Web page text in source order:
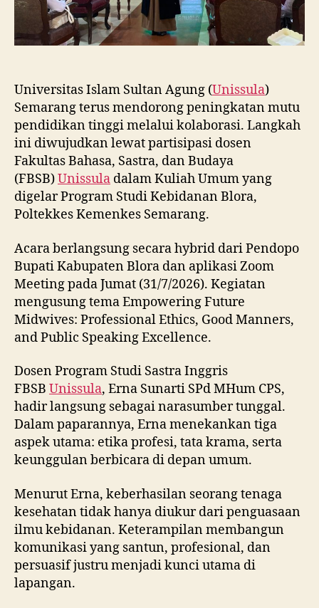
Speaking
Universitas Islam Sultan Agung (Unissula)
Semarang terus mendorong peningkatan mutu
pendidikan tinggi melalui kolaborasi. Langkah
ini diwujudkan lewat partisipasi dosen
Fakultas Bahasa, Sastra, dan Budaya
(FBSB)Unissula dalam Kuliah Umum yang
digelar Program Studi Kebidanan Blora,
Poltekkes Kemenkes Semarang.
Acara berlangsung secara hybrid dari Pendopo
Bupati Kabupaten Blora dan aplikasi Zoom
Meeting pada Jumat (31/7/2026). Kegiatan
mengusung tema Empowering Future
Midwives: Professional Ethics, Good Manners,
and Public Speaking Excellence.
Dosen Program Studi Sastra Inggris
FBSB Unissula, Erna Sunarti SPd MHum CPS,
hadir langsung sebagai narasumber tunggal.
Dalam paparannya, Erna menekankan tiga
aspek utama: etika profesi, tata krama, serta
keunggulan berbicara di depan umum.
Menurut Erna, keberhasilan seorang tenaga
kesehatan tidak hanya diukur dari penguasaan
ilmu kebidanan. Keterampilan membangun
komunikasi yang santun, profesional, dan
persuasif justru menjadi kunci utama di
lapangan.